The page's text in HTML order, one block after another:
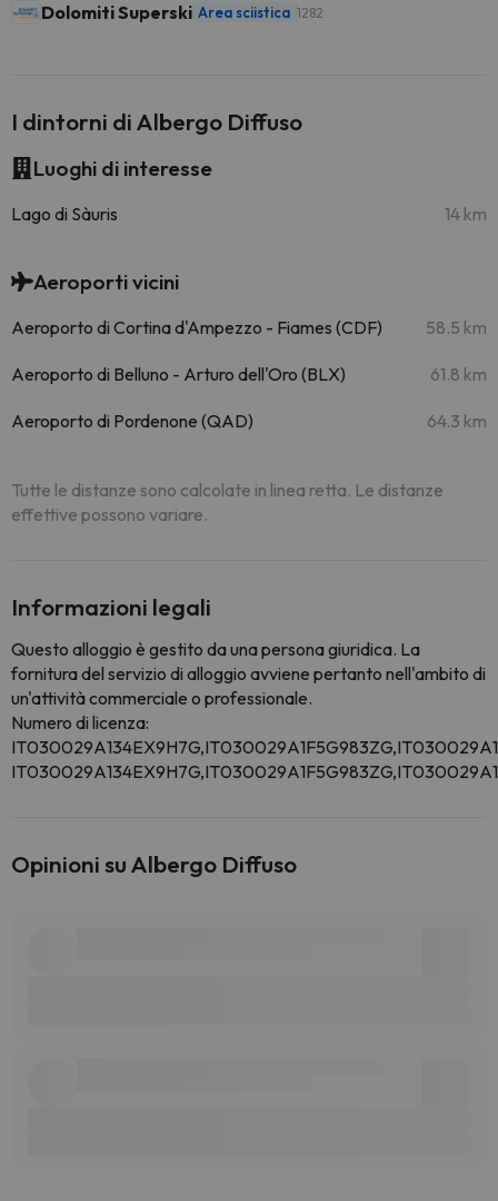
Dolomiti Superski Area sciistica 1282
I dintorni di Albergo Diffuso
Luoghi di interesse
Lago di Sàuris 14 km
Aeroporti vicini
Aeroporto di Cortina d'Ampezzo - Fiames (CDF) 58.5 km
Aeroporto di Belluno - Arturo dell'Oro (BLX) 61.8 km
Aeroporto di Pordenone (QAD) 64.3 km
Tutte le distanze sono calcolate in linea retta. Le distanze
effettive possono variare.
Informazioni legali
Questo alloggio è gestito da una persona giuridica. La
fornitura del servizio di alloggio avviene pertanto nell'ambito di
un'attività commerciale o professionale.
Numero di licenza:
Opinioni su Albergo Diffuso